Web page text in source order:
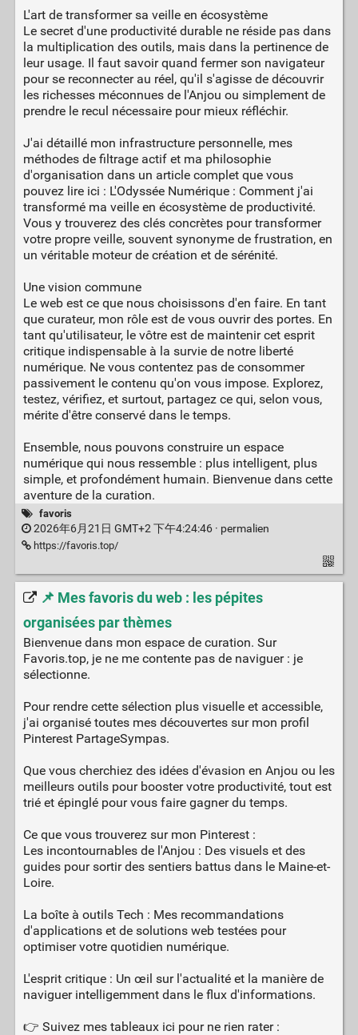
L'art de transformer sa veille en écosystème
Le secret d'une productivité durable ne réside pas dans
la multiplication des outils, mais dans la pertinence de
leur usage. Il faut savoir quand fermer son navigateur
pour se reconnecter au réel, qu'il s'agisse de découvrir
les richesses méconnues de l'Anjou ou simplement de
prendre le recul nécessaire pour mieux réfléchir.
J'ai détaillé mon infrastructure personnelle, mes
méthodes de filtrage actif et ma philosophie
d'organisation dans un article complet que vous
pouvez lire ici : L'Odyssée Numérique : Comment j'ai
transformé ma veille en écosystème de productivité.
Vous y trouverez des clés concrètes pour transformer
votre propre veille, souvent synonyme de frustration, en
un véritable moteur de création et de sérénité.
Une vision commune
Le web est ce que nous choisissons d'en faire. En tant
que curateur, mon rôle est de vous ouvrir des portes. En
tant qu'utilisateur, le vôtre est de maintenir cet esprit
critique indispensable à la survie de notre liberté
numérique. Ne vous contentez pas de consommer
passivement le contenu qu'on vous impose. Explorez,
testez, vérifiez, et surtout, partagez ce qui, selon vous,
mérite d'être conservé dans le temps.
Ensemble, nous pouvons construire un espace
numérique qui nous ressemble : plus intelligent, plus
simple, et profondément humain. Bienvenue dans cette
aventure de la curation.
favoris
2026年6月21日 GMT+2 下午4:24:46 · permalien
https://favoris.top/
📌 Mes favoris du web : les pépites
organisées par thèmes
Bienvenue dans mon espace de curation. Sur
Favoris.top, je ne me contente pas de naviguer : je
sélectionne.
Pour rendre cette sélection plus visuelle et accessible,
j'ai organisé toutes mes découvertes sur mon profil
Pinterest PartageSympas.
Que vous cherchiez des idées d'évasion en Anjou ou les
meilleurs outils pour booster votre productivité, tout est
trié et épinglé pour vous faire gagner du temps.
Ce que vous trouverez sur mon Pinterest :
Les incontournables de l'Anjou : Des visuels et des
guides pour sortir des sentiers battus dans le Maine-et-
Loire.
La boîte à outils Tech : Mes recommandations
d'applications et de solutions web testées pour
optimiser votre quotidien numérique.
L'esprit critique : Un œil sur l'actualité et la manière de
naviguer intelligemment dans le flux d'informations.
👉 Suivez mes tableaux ici pour ne rien rater :